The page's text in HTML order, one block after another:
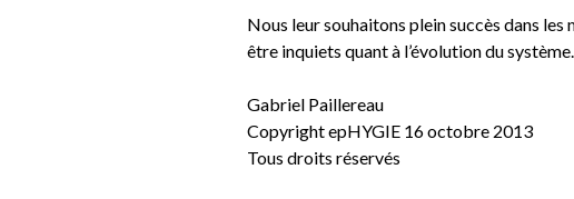
Nous leur souhaitons plein succès dans les
être inquiets quant à l’évolution du
Gabriel Paillereau
Copyright epHYGIE 16 octobre 2013
Tous droits réservés